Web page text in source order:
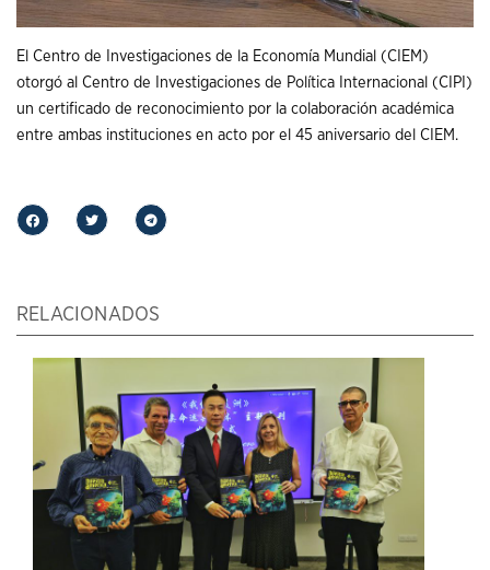
El Centro de Investigaciones de la Economía Mundial (CIEM)
otorgó al Centro de Investigaciones de Política Internacional (CIPI)
un certificado de reconocimiento por la colaboración académica
entre ambas instituciones en acto por el 45 aniversario del CIEM.
RELACIONADOS